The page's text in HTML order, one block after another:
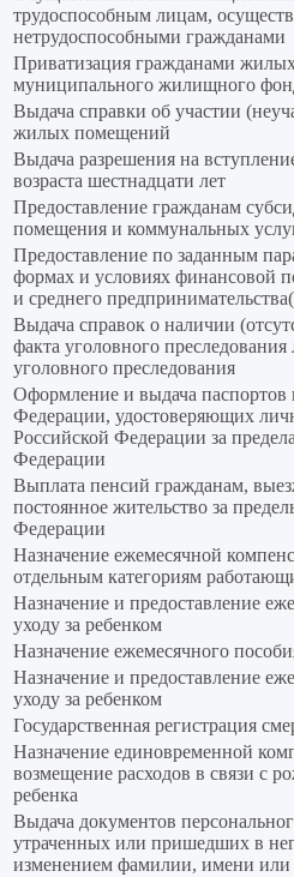
трудоспособным лицам,
нетрудоспособными гражданами
Приватизация гражданами
муниципального жилищного
Выдача справки об участии
жилых помещений
Выдача разрешения на
возраста шестнадцати лет
Предоставление гражданам
помещения и коммунальных
Предоставление по заданным
формах и условиях финансовой
и среднего
Выдача справок о наличии
факта уголовного
уголовного преследования
Оформление и выдача паспортов
Федерации, удостоверяющих
Российской Федерации за
Федерации
Выплата пенсий гражданам,
постоянное жительство за
Федерации
Назначение ежемесячной
отдельным категориям
Назначение и предоставление
уходу за ребенком
Назначение ежемесячного
Назначение и предоставление
уходу за ребенком
Государственная регистрация
Назначение единовременной
возмещение расходов в связи с
ребенка
Выдача документов
утраченных или пришедших в
изменением фамилии, имени или